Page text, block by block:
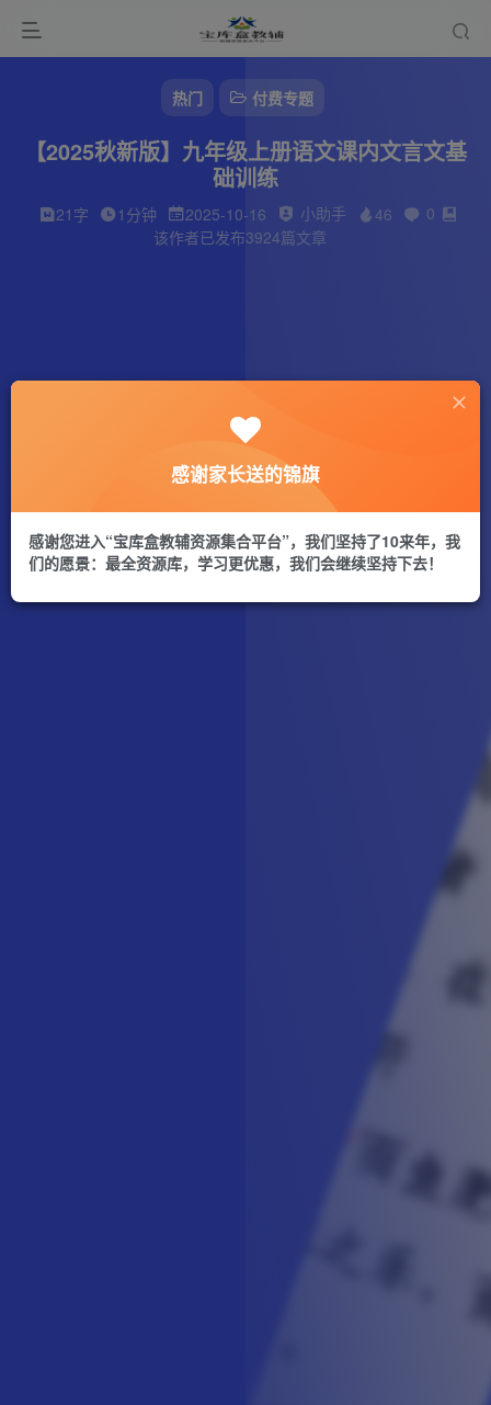
热门 付费专题
【2025秋新版】九年级上册语文课内文言文基
础训练
21字 1分钟 2025-10-16 小助手 46
0
该作者已发布3924篇文章
感谢家长送的锦旗
感谢您进入“宝库盒教辅资源集合平台”，我们坚持了10来年，我
们的愿景：最全资源库，学习更优惠，我们会继续坚持下去！